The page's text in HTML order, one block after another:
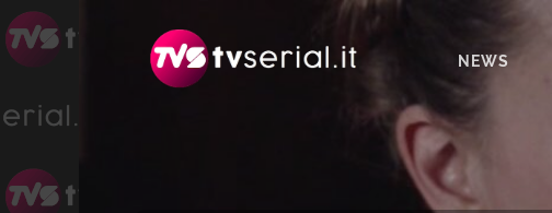
navigazione
contenuto
NEWS